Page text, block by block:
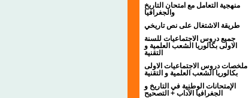
منهجية التعامل مع امتحان التاريخ
والجغرافيا
طريقة الاشتغال على نص تاريخي
جميع دروس الاجتماعيات للسنة
الاولى بكالوريا الشعب العلمية و
التقنية
ملخصات دروس الاجتماعيات الاولى
بكالوريا الشعب العلمية و التقنية
الإمتحانات الوطنية في التاريخ و
الجغرافيا الآداب + التصحيح